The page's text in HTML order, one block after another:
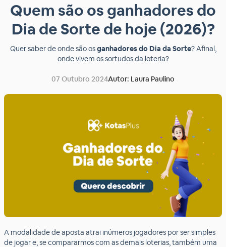
Quem são os ganhadores do
Dia de Sorte de hoje (2026)?
Quer saber de onde são osganhadores do Dia da Sorte? Afinal,
onde vivem os sortudos da loteria?
07 Outubro 2024Autor: Laura Paulino
A modalidade de aposta atrai inúmeros jogadores por ser simples
de jogar e, se compararmos com as demais loterias, também uma